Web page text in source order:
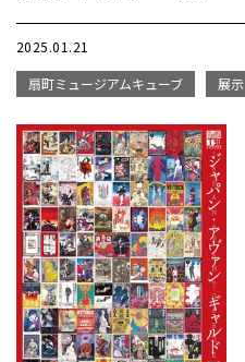
2025.01.21
扇町ミュージアムキューブ
展示